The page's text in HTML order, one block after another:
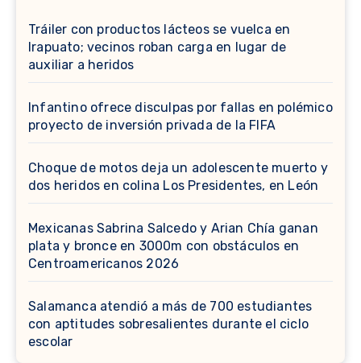
Tráiler con productos lácteos se vuelca en
Irapuato; vecinos roban carga en lugar de
auxiliar a heridos
Infantino ofrece disculpas por fallas en polémico
proyecto de inversión privada de la FIFA
Choque de motos deja un adolescente muerto y
dos heridos en colina Los Presidentes, en León
Mexicanas Sabrina Salcedo y Arian Chía ganan
plata y bronce en 3000m con obstáculos en
Centroamericanos 2026
Salamanca atendió a más de 700 estudiantes
con aptitudes sobresalientes durante el ciclo
escolar